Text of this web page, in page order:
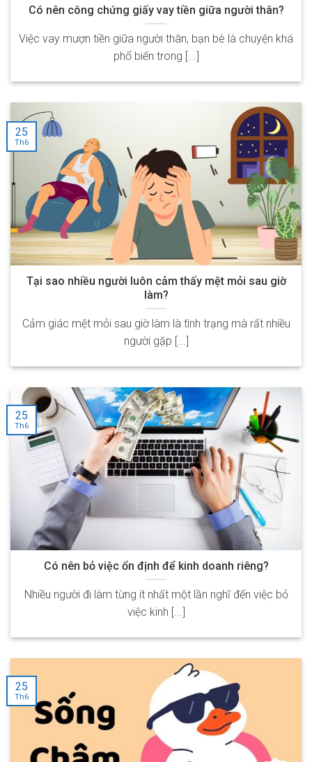
Có nên công chứng giấy vay tiền giữa người thân?
Việc vay mượn tiền giữa người thân, bạn bè là chuyện khá
phổ biến trong [...]
Tại sao nhiều người luôn cảm thấy mệt mỏi sau giờ
làm?
Cảm giác mệt mỏi sau giờ làm là tình trạng mà rất nhiều
người gặp [...]
25
Th6
Có nên bỏ việc ổn định để kinh doanh riêng?
Nhiều người đi làm từng ít nhất một lần nghĩ đến việc bỏ
việc kinh [...]
25
Th6
25
Th6